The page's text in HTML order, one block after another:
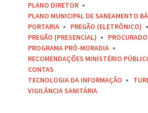
PLANO DIRETOR
PLANO MUNICIPAL DE SANEAMENTO
PORTARIA
PREGÃO (ELETRÔNICO)
PREGÃO (PRESENCIAL)
PROGRAMA PRÓ-MORADIA
RECOMENDAÇÕES MINISTÉRIO
CONTAS
TECNOLOGIA DA INFORMAÇÃO
VIGILÂNCIA SANITÁRIA